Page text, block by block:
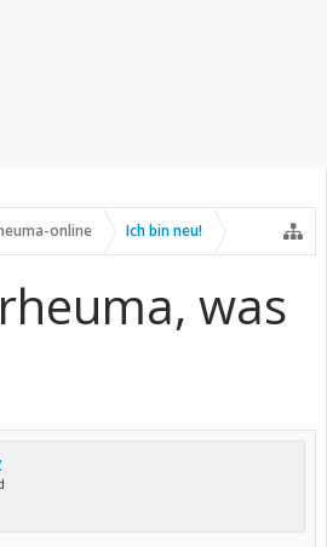
online Ich bin neu!
was